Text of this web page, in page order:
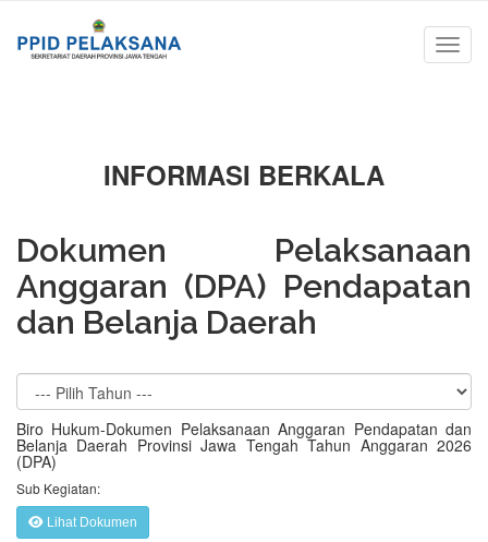
INFORMASI BERKALA
Dokumen Pelaksanaan
Anggaran (DPA) Pendapatan
dan Belanja Daerah
Biro Hukum-Dokumen Pelaksanaan Anggaran Pendapatan dan
Belanja Daerah Provinsi Jawa Tengah Tahun Anggaran 2026
(DPA)
Sub Kegiatan:
Lihat Dokumen